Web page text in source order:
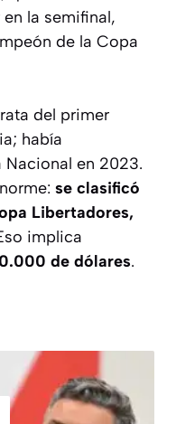
la semifinal,
de la Copa
del primer
había
en 2023.
se clasificó
Libertadores,
implica
de dólares.